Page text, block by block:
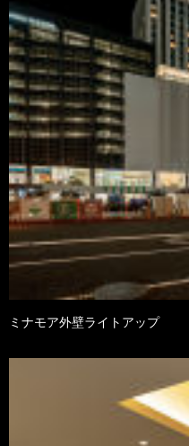
ミナモア外壁ライトアップ